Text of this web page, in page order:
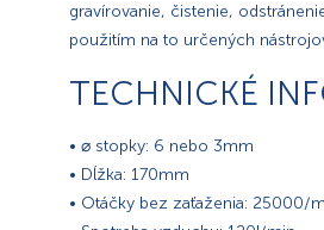
gravírovanie, čistenie,
použitím na to určených
TECHNICKÉ
• ⌀ stopky: 6 nebo 3mm
• Dĺžka: 170mm
• Otáčky bez zaťaženia: 25000/